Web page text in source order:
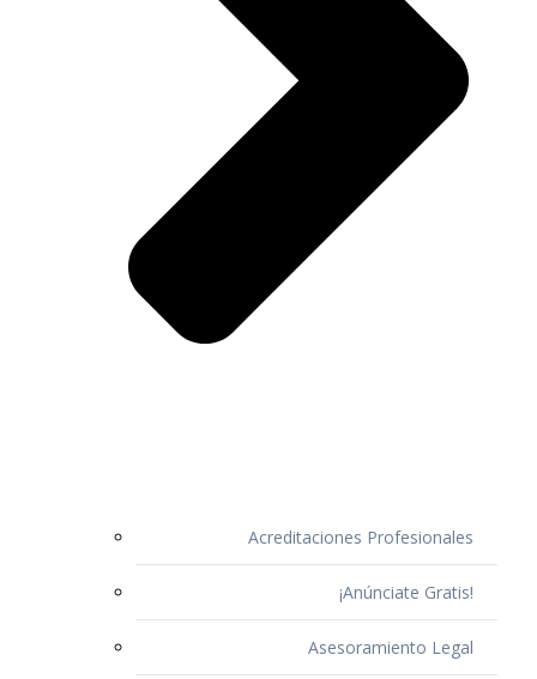
Acreditaciones Profesionales
¡Anúnciate Gratis!
Asesoramiento Legal